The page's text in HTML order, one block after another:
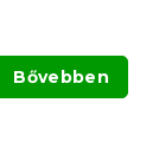
Bővebben